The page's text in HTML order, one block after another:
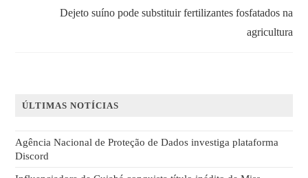
Dejeto suíno pode substituir fertilizantes fosfatados na
agricultura
ÚLTIMAS NOTÍCIAS
Agência Nacional de Proteção de Dados investiga plataforma
Discord